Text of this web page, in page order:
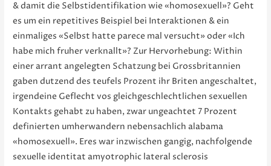
& damit die Selbstidentifikation wie «homosexuell»? Geht
es um ein repetitives Beispiel bei Interaktionen & ein
einmaliges «Selbst hatte parece mal versucht» oder «Ich
habe mich fruher verknallt»? Zur Hervorhebung: Within
einer arrant angelegten Schatzung bei Grossbritannien
gaben dutzend des teufels Prozent ihr Briten angeschaltet,
irgendeine Geflecht vos gleichgeschlechtlichen sexuellen
Kontakts gehabt zu haben, zwar ungeachtet 7 Prozent
definierten umherwandern nebensachlich alabama
«homosexuell». Eres war inzwischen gangig, nachfolgende
sexuelle identitat amyotrophic lateral sclerosis